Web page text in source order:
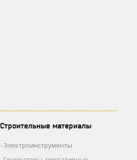
Строительные материалы
Электроинструменты